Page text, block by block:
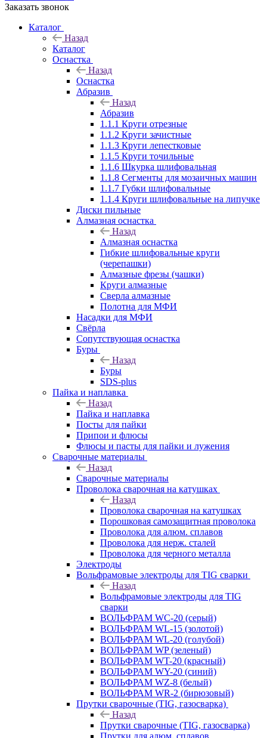
Заказать звонок
Каталог
Назад
Каталог
Оснастка
Назад
Оснастка
Абразив
Назад
Абразив
1.1.1 Круги отрезные
1.1.2 Круги зачистные
1.1.3 Круги лепестковые
1.1.5 Круги точильные
1.1.6 Шкурка шлифовальная
1.1.8 Сегменты для мозаичных машин
1.1.7 Губки шлифовальные
1.1.4 Круги шлифовальные на липучке
Диски пильные
Алмазная оснастка
Назад
Алмазная оснастка
Гибкие шлифовальные круги
(черепашки)
Алмазные фрезы (чашки)
Круги алмазные
Сверла алмазные
Полотна для МФИ
Насадки для МФИ
Свёрла
Сопутствующая оснастка
Буры
Назад
Буры
SDS-plus
Пайка и наплавка
Назад
Пайка и наплавка
Посты для пайки
Припои и флюсы
Флюсы и пасты для пайки и лужения
Сварочные материалы
Назад
Сварочные материалы
Проволока сварочная на катушках
Назад
Проволока сварочная на катушках
Порошковая самозащитная проволока
Проволока для алюм. сплавов
Проволока для нерж. сталей
Проволока для черного металла
Электроды
Вольфрамовые электроды для TIG сварки
Назад
Вольфрамовые электроды для TIG
сварки
ВОЛЬФРАМ WC-20 (серый)
ВОЛЬФРАМ WL-15 (золотой)
ВОЛЬФРАМ WL-20 (голубой)
ВОЛЬФРАМ WP (зеленый)
ВОЛЬФРАМ WT-20 (красный)
ВОЛЬФРАМ WY-20 (синий)
ВОЛЬФРАМ WZ-8 (белый)
ВОЛЬФРАМ WR-2 (бирюзовый)
Прутки сварочные (TIG, газосварка)
Назад
Прутки сварочные (TIG, газосварка)
Прутки для алюм. сплавов